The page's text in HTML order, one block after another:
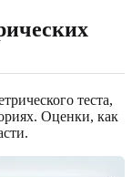
теста,
Оценки, как